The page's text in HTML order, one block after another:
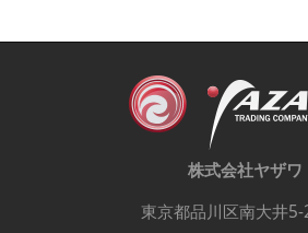
株式会社ヤザワ
東京都品川区南大井5-